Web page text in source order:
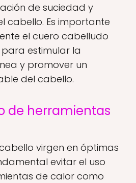
de suciedad y
cabello. Es importante
el cuero cabelludo
estimular la
y promover un
del cabello.
de herramientas
virgen en óptimas
evitar el uso
de calor como